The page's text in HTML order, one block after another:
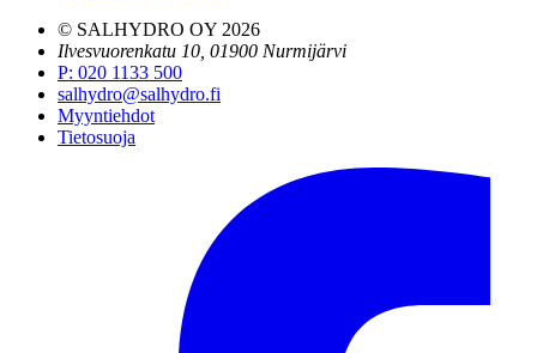
© SALHYDRO OY 2026
Ilvesvuorenkatu 10, 01900 Nurmijärvi
P: 020 1133 500
salhydro@salhydro.fi
Myyntiehdot
Tietosuoja